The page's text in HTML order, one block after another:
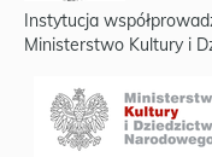
Instytucja
Ministerstwo Kultury i